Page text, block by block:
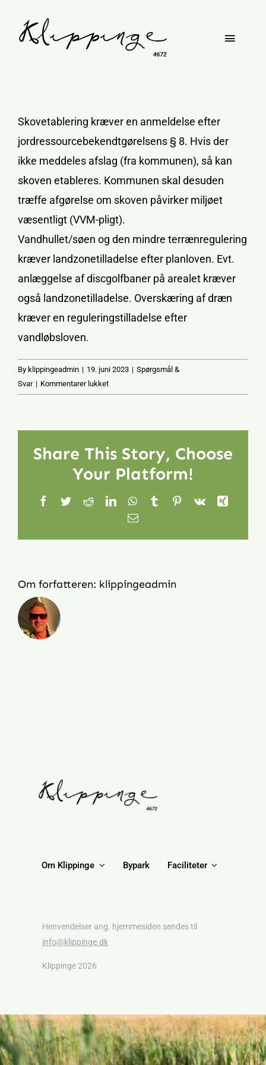
Toggle
Bypark
Faciliteter
Skovetablering kræver en anmeldelse efter
jordressourcebekendtgørelsens § 8. Hvis der
ikke meddeles afslag (fra kommunen), så kan
skoven etableres. Kommunen skal desuden
træffe afgørelse om skoven påvirker miljøet
væsentligt (VVM-pligt).
Vandhullet/søen og den mindre terrænregulering
kræver landzonetilladelse efter planloven. Evt.
anlæggelse af discgolfbaner på arealet kræver
også landzonetilladelse. Overskæring af dræn
kræver en reguleringstilladelse efter
vandløbsloven.
By klippingeadmin | 19. juni 2023 | Spørgsmål &
Svar | Kommentarer lukkettil
Hvad
tilladelser?
Share This Story, Choose
Your Platform!
Facebook
TwitterRedditLinkedInWhatsApp
TumblrPinterest
Vk
Xing
E-
Om forfatteren: klippingeadmin
Om Klippinge Bypark Faciliteter
Henvendelser ang. hjemmesiden sendes til
info@klippinge.dk
Klippinge 2026